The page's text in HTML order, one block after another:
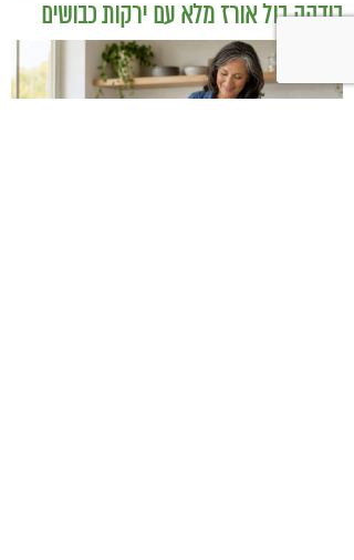
בודהה בול אורז מלא עם ירקות כבושים
ומקושקשת טופו